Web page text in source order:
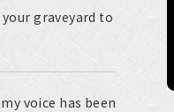
graveyard to
voice has been